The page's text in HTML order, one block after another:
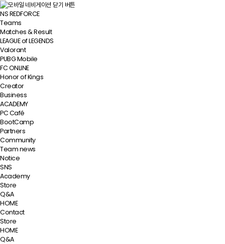
NS REDFORCE
Teams
Matches & Result
LEAGUE of LEGENDS
Valorant
PUBG Mobile
FC ONLINE
Honor of Kings
Creator
Business
ACADEMY
PC Café
BootCamp
Partners
Community
Team news
Notice
SNS
Academy
Store
Q&A
HOME
Contact
Store
HOME
Q&A